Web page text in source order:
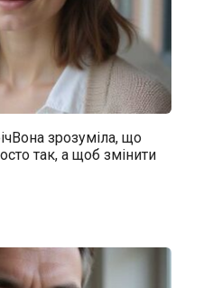
зрозуміла, що
так, а щоб змінити